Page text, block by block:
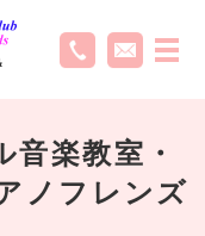
楽教室・
ノフレンズ